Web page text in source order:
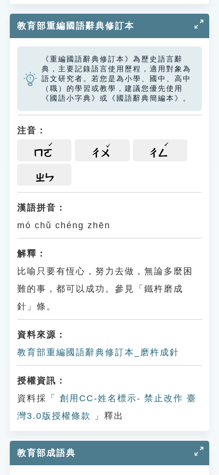
教育部重編國語辭典修訂本
《重編國語辭典修訂本》為歷史語言辭
典，主要記錄語言使用歷程，適用對象為
語文研究者。若您是為小學、國中、高中
（職）的學習或教學，建議您優先使用
《國語小字典》或《國語辭典簡編本》。
注音：
ㄇㄛ ㄔㄨ ㄔㄥ
ㄓㄣ
漢語拼音：
mó chǔ chéng zhēn
解釋：
比喻只要有恆心，努力去做，無論多麼困
難的事，都可以成功。參見「鐵杵磨成
針」條。
資料來源：
教育部重編國語辭典修訂本_磨杵成針
授權資訊：
資料採「
創用CC-姓名標示- 禁止改作 臺
灣3.0版授權條款
」釋出
教育部成語典